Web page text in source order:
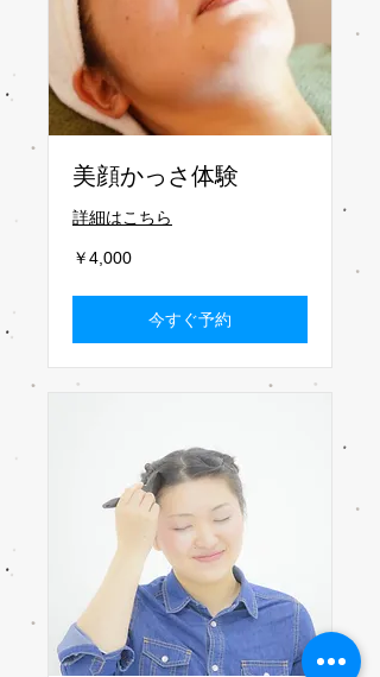
美顔かっさ体験
詳細はこちら
4,000
円
￥4,000
今すぐ予約